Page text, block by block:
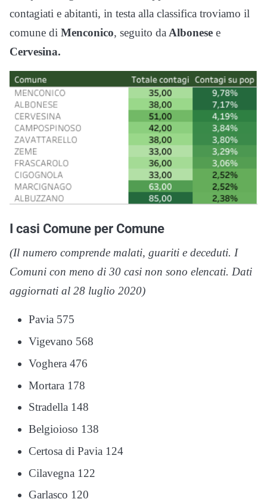
contagiati e abitanti, in testa alla classifica troviamo il
comune di Menconico, seguito da Albonese e
Cervesina.
I casi Comune per Comune
(Il numero comprende malati, guariti e deceduti. I
Comuni con meno di 30 casi non sono elencati. Dati
aggiornati al 28 luglio 2020)
Pavia 575
Vigevano 568
Voghera 476
Mortara 178
Stradella 148
Belgioioso 138
Certosa di Pavia 124
Cilavegna 122
Garlasco 120